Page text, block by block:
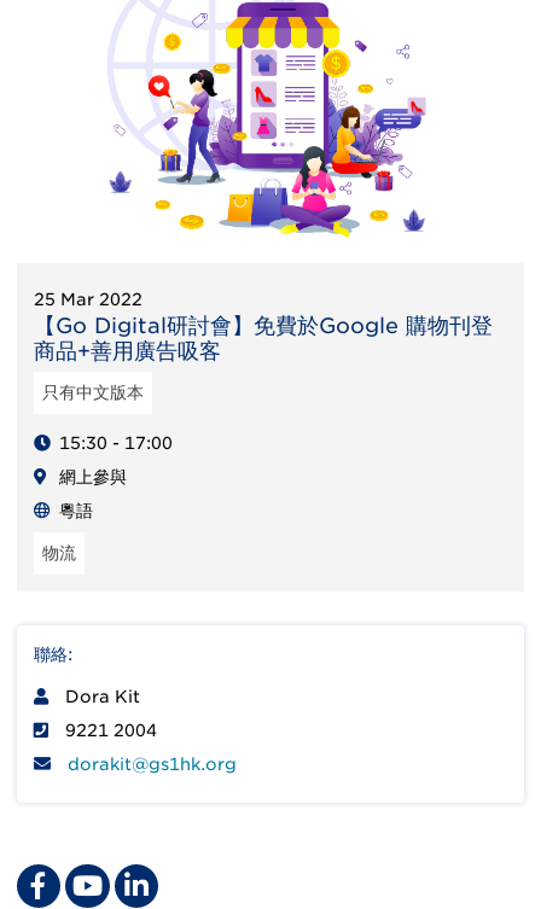
25 Mar 2022
【Go Digital研討會】免費於Google 購物刊登
商品+善用廣告吸客
只有中文版本
15:30 - 17:00
網上參與
粵語
物流
聯絡:
Dora Kit
9221 2004
dorakit@gs1hk.org